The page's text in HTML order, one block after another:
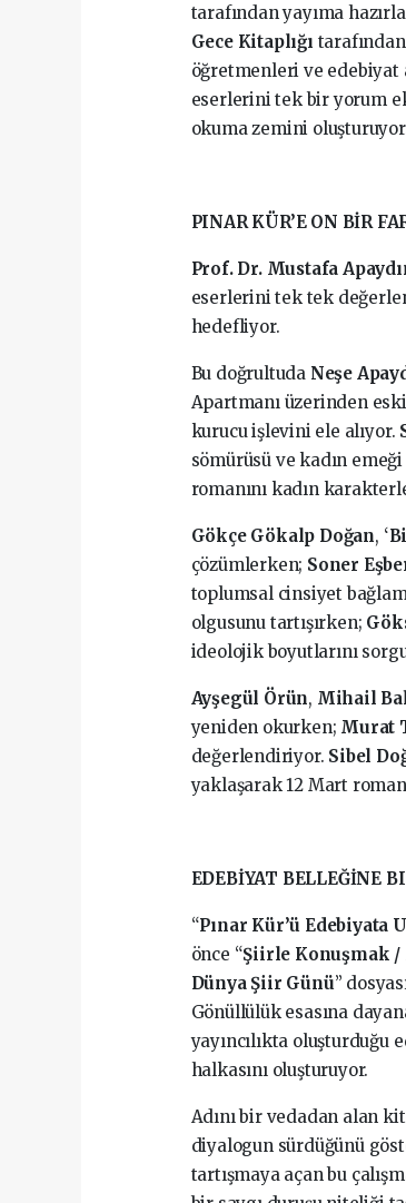
tarafından yayıma
Gece Kitaplığı
öğretmenleri ve edebiyat
eserlerini tek bir yorum
okuma zemini
PINAR KÜR’E ON BİR
Prof. Dr. Mustafa
eserlerini tek tek
hedefliyor.
Bu doğrultuda Neşe
Apartmanı üzerinden
kurucu işlevini ele alıyor.
sömürüsü ve kadın
romanını kadın
Gökçe Gökalp Doğan, ‘
çözümlerken; Soner
toplumsal cinsiyet
olgusunu tartışırken;
ideolojik boyutlarını
Ayşegül Örün, Mihail
yeniden okurken; Murat
değerlendiriyor. Sibel
yaklaşarak 12 Mart
EDEBİYAT BELLEĞİNE
“Pınar Kür’ü
önce “Şiirle Konuşmak /
Dünya Şiir Günü”
Gönüllülük esasına
yayıncılıkta oluşturduğu
halkasını oluşturuyor.
Adını bir vedadan alan
diyalogun sürdüğünü
tartışmaya açan bu